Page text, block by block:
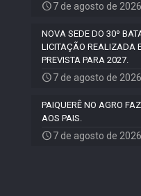
7 de agosto de 2026
NOVA SEDE DO 30º
LICITAÇÃO REALIZADA
PREVISTA PARA 2027.
7 de agosto de 2026
PAIQUERÊ NO AGRO
AOS PAIS.
7 de agosto de 2026